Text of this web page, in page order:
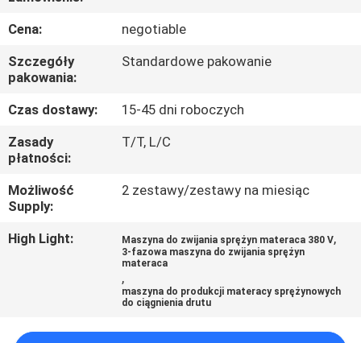
SKONTAKTUJ
SIĘ
Z
NAMI
AKTUALNOŚCI
WSZYSTKIE
Cena:
negotiable
Szczegóły
pakowania:
Standardowe pakowanie
Czas dostawy:
15-45 dni roboczych
Zasady
płatności:
T/T, L/C
Możliwość
Supply:
2 zestawy/zestawy na miesiąc
High Light: Maszyna do zwijania sprężyn materaca 380 V,
3-fazowa maszyna do zwijania sprężyn
materaca
,
maszyna do produkcji materacy sprężynowych
do ciągnienia drutu